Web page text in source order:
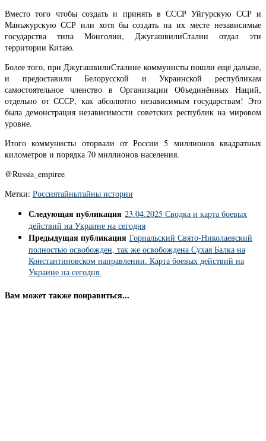
Вместо того чтобы создать и принять в СССР Уйгурскую ССР и
Маньжурскую ССР или хотя бы создать на их месте независимые
государства типа Монголии, ДжугашвилиСталин отдал эти
территории Китаю.
Более того, при ДжугашвилиСталине коммунисты пошли ещё дальше,
и предоставили Белорусской и Украинской республикам
самостоятельное членство в Организации Объединённых Наций,
отдельно от СССР, как абсолютно независимым государствам! Это
была демонстрация независимости советских республик на мировом
уровне.
Итого коммунисты оторвали от России 5 миллионов квадратных
километров и порядка 70 миллионов населения.
@Russia_empiree
Метки: Россиятайнытайны истории
Следующая публикация 23.04.2025 Сводка и карта боевых
действий на Украине на сегодня
Предыдущая публикация Горнальский Свято-Николаевский
полностью освобожден, так же освобождена Сухая Балка на
Константиновском направлении. Карта боевых действий на
Украине на сегодня.
Вам может также понравиться...